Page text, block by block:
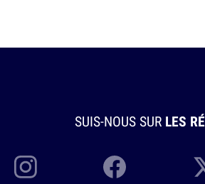
SUIS-NOUS SUR LES